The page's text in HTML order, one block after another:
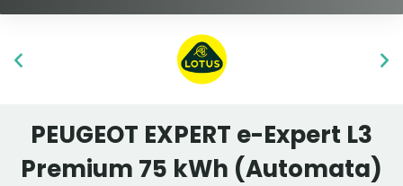
PEUGEOT EXPERT e-Expert L3
Premium 75 kWh (Automata)